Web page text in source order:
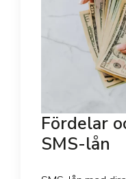
Fördelar
SMS-lån